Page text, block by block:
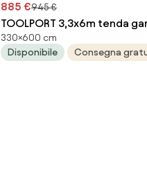
885 €945 €
TOOLPORT 3,3x6m tenda
800, verde scuro, con statica
(sottofondo in cemento) -
330×600 cm
Disponibile
Consegna